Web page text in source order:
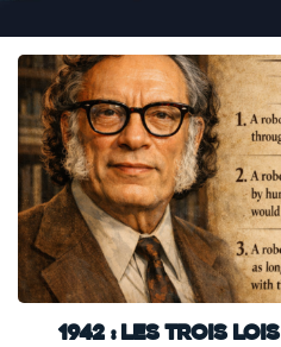
1942 : Les trois